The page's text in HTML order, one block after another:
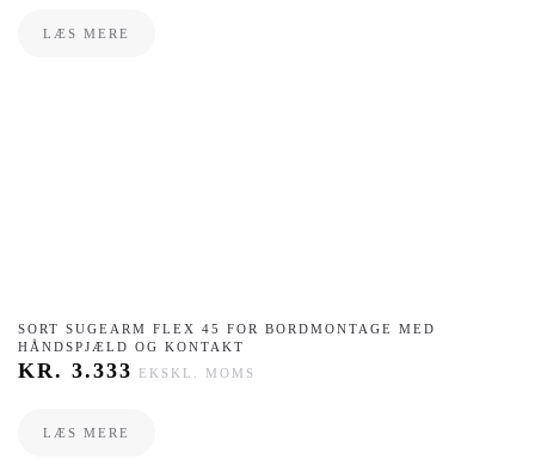
LÆS MERE
SORT SUGEARM FLEX 45 FOR BORDMONTAGE MED
HÅNDSPJÆLD OG KONTAKT
KR. 3.333 EKSKL. MOMS
LÆS MERE